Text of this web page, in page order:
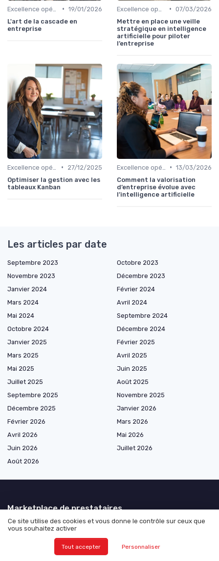
• 19/01/2026
L'art de la cascade en
entreprise
• 07/03/2026
Mettre en place une veille
stratégique en intelligence
artificielle pour piloter
l’entreprise
•
27/12/2025
Optimiser la gestion avec les
tableaux Kanban
• 13/03/2026
Comment la valorisation
d’entreprise évolue avec
l’intelligence artificielle
Les articles par date
Septembre 2023
Octobre 2023
Novembre 2023
Décembre 2023
Janvier 2024
Février 2024
Mars 2024
Avril 2024
Mai 2024
Septembre 2024
Octobre 2024
Décembre 2024
Janvier 2025
Février 2025
Mars 2025
Avril 2025
Mai 2025
Juin 2025
Juillet 2025
Août 2025
Septembre 2025
Novembre 2025
Décembre 2025
Janvier 2026
Février 2026
Mars 2026
Avril 2026
Mai 2026
Juin 2026
Juillet 2026
Août 2026
Marketplace de prestataires
Ce site utilise des cookies et vous donne le contrôle sur ceux que
vous souhaitez activer
Tout accepter Personnaliser